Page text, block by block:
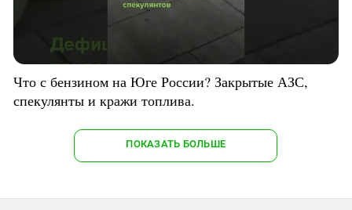
Что с бензином на Юге России? Закрытые АЗС,
спекулянты и кражи топлива.
ПОКАЗАТЬ БОЛЬШЕ